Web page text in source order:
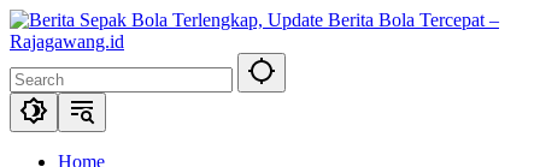
Skip
to
Home